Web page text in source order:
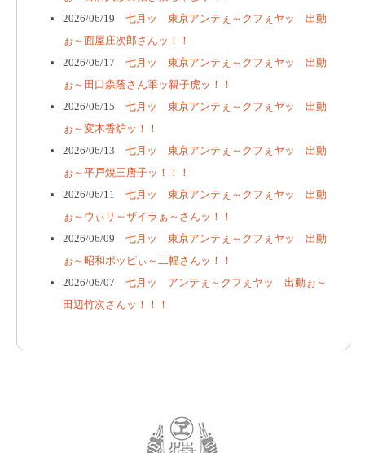
2026/06/19 七月ッ 東京アンテぇ～クフぇヤッ 出動
ぉ～面屋庄次郎さんッ！！
2026/06/17 七月ッ 東京アンテぇ～クフぇヤッ 出動
ぉ～田口森蔭さん筆ッ親子虎ッ！！
2026/06/15 七月ッ 東京アンテぇ～クフぇヤッ 出動
ぉ～変木香炉ッ！！
2026/06/13 七月ッ 東京アンテぇ～クフぇヤッ 出動
ぉ～平戸焼三唐子ッ！！！
2026/06/11
七月ッ 東京アンテぇ～クフぇヤッ 出動
ぉ～ウぃリ～ザイラぁ～さんッ！！
2026/06/09 七月ッ 東京アンテぇ～クフぇヤッ 出動
ぉ～昭和ポッピぃ～二幅さんッ！！
2026/06/07 七月ッ アンテぇ～クフぇヤッ 出動ぉ～
田辺竹次さんッ！！！